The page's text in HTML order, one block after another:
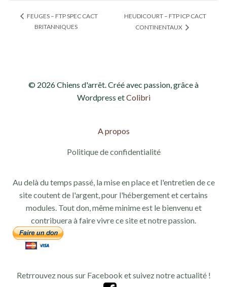
FEUGES – FTP SPEC CACT
BRITANNIQUES
HEUDICOURT – FTP ICP CACT
CONTINENTAUX
© 2026 Chiens d'arrêt. Créé avec passion, grâce à
Wordpress etColibri
A propos
Politique de confidentialité
Au delà du temps passé, la mise en place et l'entretien de ce
site coutent de l'argent, pour l'hébergement et certains
modules. Tout don, même minime est le bienvenu et
contribuera à faire vivre ce site et notre passion.
Retrrouvez nous sur Facebook et suivez notre actualité !